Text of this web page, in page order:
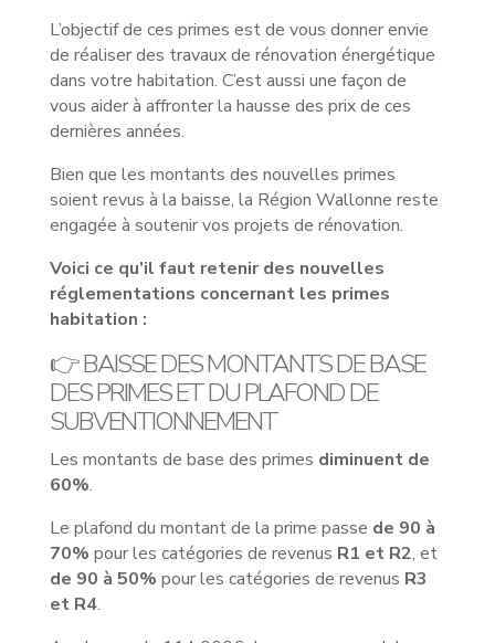
L’objectif de ces primes est de vous donner envie
de réaliser des travaux de rénovation énergétique
dans votre habitation. C’est aussi une façon de
vous aider à affronter la hausse des prix de ces
dernières années.
Bien que les montants des nouvelles primes
soient revus à la baisse, la Région Wallonne reste
engagée à soutenir vos projets de rénovation.
Voici ce qu’il faut retenir des nouvelles
réglementations concernant les primes
habitation :
👉 BAISSE DES MONTANTS DE BASE
DES PRIMES ET DU PLAFOND DE
SUBVENTIONNEMENT
Les montants de base des primes diminuent de
60%.
Le plafond du montant de la prime passe de 90 à
70% pour les catégories de revenus R1 et R2, et
de 90 à 50% pour les catégories de revenus R3
et R4.